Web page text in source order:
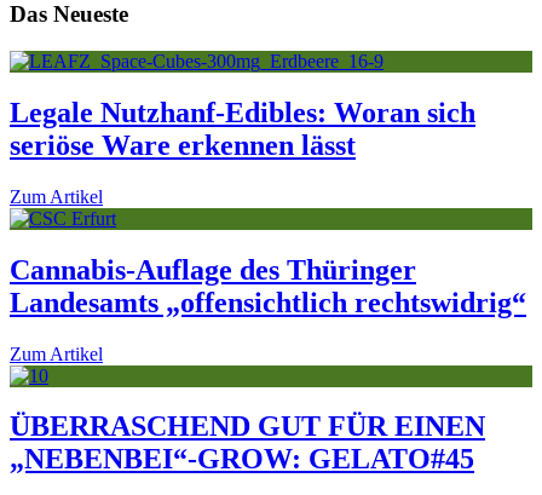
Das Neueste
Legale Nutzhanf-Edibles: Woran sich
seriöse Ware erkennen lässt
Zum Artikel
Cannabis-Auflage des Thüringer
Landesamts „offensichtlich rechtswidrig“
Zum Artikel
ÜBERRASCHEND GUT FÜR EINEN
„NEBENBEI“-GROW: GELATO#45